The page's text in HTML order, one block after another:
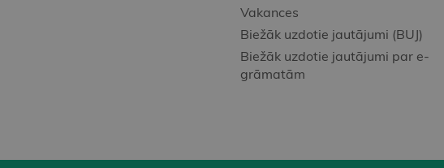
Vakances
Biežāk uzdotie jautājumi (BUJ)
Biežāk uzdotie jautājumi par e-
grāmatām